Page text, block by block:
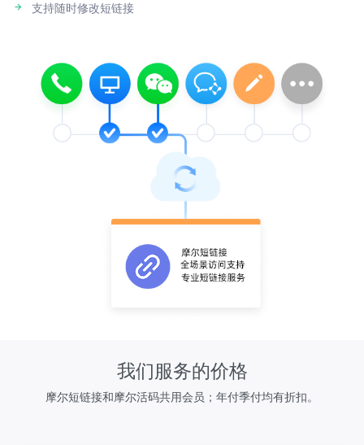
支持随时修改短链接
我们服务的价格
摩尔短链接和摩尔活码共用会员；年付季付均有折扣。